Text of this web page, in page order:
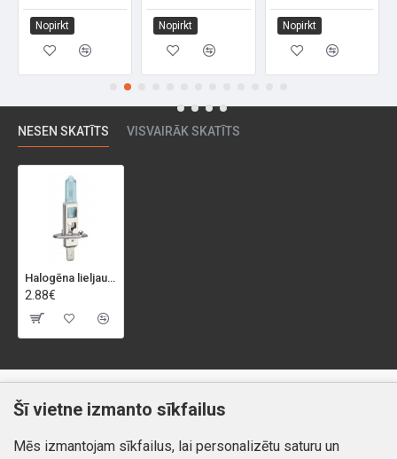
Nopirkt Nopirkt Nopirkt
NESEN SKATĪTS VISVAIRĀK SKATĪTS
Halogēna lieljaudas spuldzes H1 "SUPERWHITE", 2 gab
2.88€
Klientiem
Kontakti
Preču atgriešana
Piegāde un apmaksa
Atteikuma tiesības
Šī vietne izmanto sīkfailus
Mēs izmantojam sīkfailus, lai personalizētu saturu un